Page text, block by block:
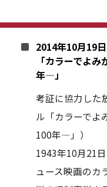
2014年10月19
「カラーでよ
年―」
考証に協力した
ル「カラーで
100年―」）
1943年10月21
ュース映画のカ